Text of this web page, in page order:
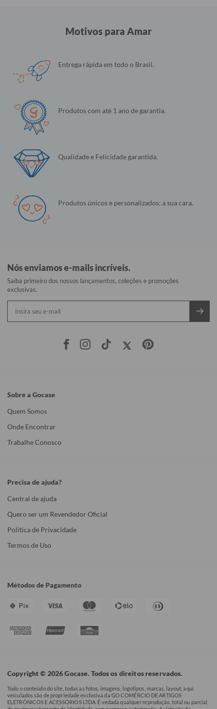
Motivos para Amar
Entrega rápida em todo o Brasil.
Produtos com até 1 ano de garantia.
Qualidade e Felicidade garantida.
Produtos únicos e personalizados: a sua cara.
Nós enviamos e-mails incríveis.
Saiba primeiro dos nossos lançamentos, coleções e promoções
exclusivas.
Sobre a Gocase
Quem Somos
Onde Encontrar
Trabalhe Conosco
Precisa de ajuda?
Central de ajuda
Quero ser um Revendedor Oficial
Política de Privacidade
Termos de Uso
Métodos de Pagamento
Pix
Copyright © 2026 Gocase. Todos os direitos reservados.
Todo o conteúdo do site, todas as fotos, imagens, logotipos, marcas, layout, aqui
veículados são de propriedade exclusiva da GO COMÉRCIO DE ARTIGOS
ELETRÔNICOS E ACESSÓRIOS LTDA. É vedada qualquer reprodução, total ou parcial,